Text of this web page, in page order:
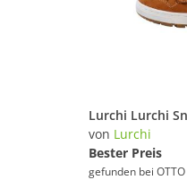
von Lurchi
Bester Preis
gefunden bei OTTO